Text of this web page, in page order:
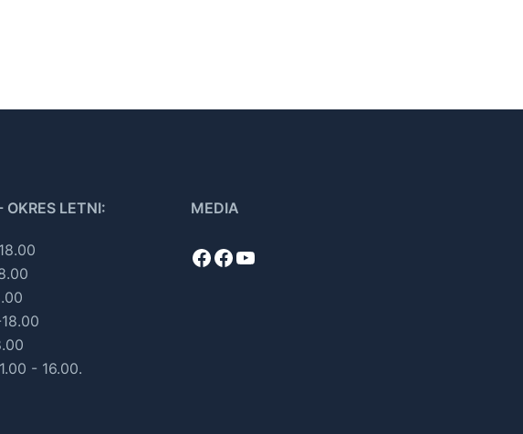
OKRES LETNI:
- 16.00.
MEDIA
Facebook
Facebook
YouTube